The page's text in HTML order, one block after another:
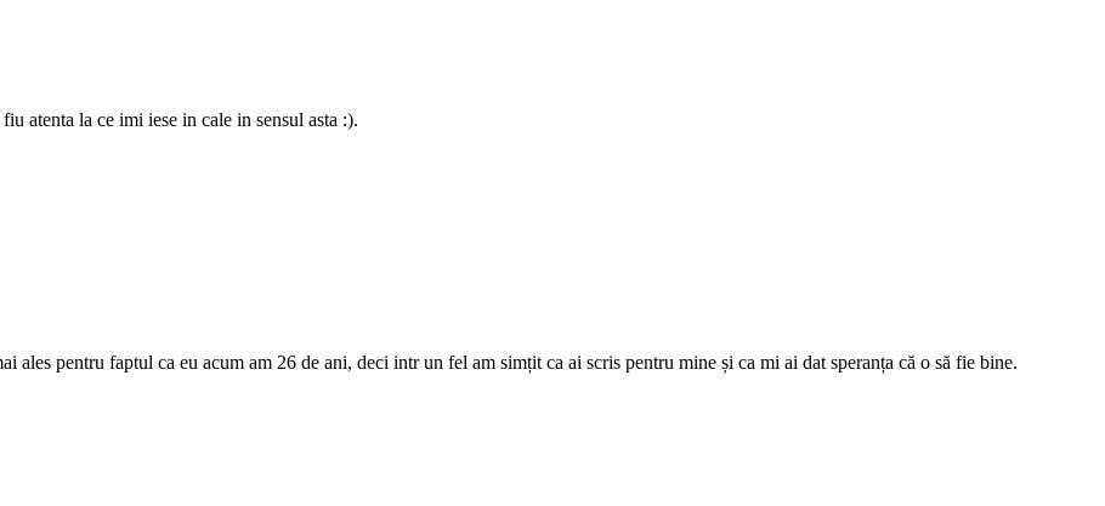
atenta la ce imi iese in cale in sensul asta :).
ales pentru faptul ca eu acum am 26 de ani, deci intr un fel am simțit ca ai scris pentru mine și ca mi ai dat speranța că o să fie bine.